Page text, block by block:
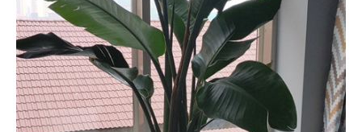
汁液内含有毒性；红钻体内没有毒性。品种不同：它们的品种是不
同的，属于两种不同的植物。